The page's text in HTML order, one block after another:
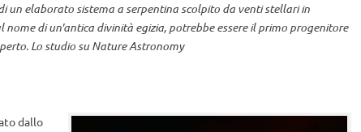
un elaborato sistema a serpentina scolpito da venti stellari in
di un'antica divinità egizia, potrebbe essere il primo progenitore
Lo studio su Nature Astronomy
dallo